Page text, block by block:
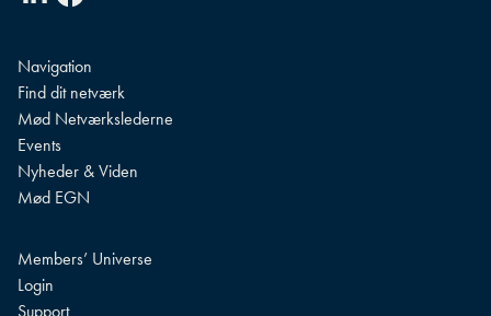
Navigation
Find dit netværk
Mød Netværkslederne
Events
Nyheder & Viden
Mød EGN
Members’ Universe
Login
Support